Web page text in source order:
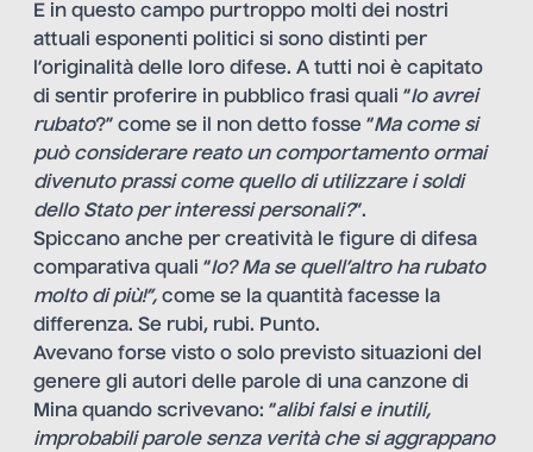
E in questo campo purtroppo molti dei nostri
attuali esponenti politici si sono distinti per
l’originalità delle loro difese. A tutti noi è capitato
di sentir proferire in pubblico frasi quali “Io avrei
rubato?” come se il non detto fosse “Ma come si
può considerare reato un comportamento ormai
divenuto prassi come quello di utilizzare i soldi
dello Stato per interessi personali?”.
Spiccano anche per creatività le figure di difesa
comparativa quali “Io? Ma se quell’altro ha rubato
molto di più!”, come se la quantità facesse la
differenza. Se rubi, rubi. Punto.
Avevano forse visto o solo previsto situazioni del
genere gli autori delle parole di una canzone di
Mina quando scrivevano: “alibi falsi e inutili,
improbabili parole senza verità che si aggrappano